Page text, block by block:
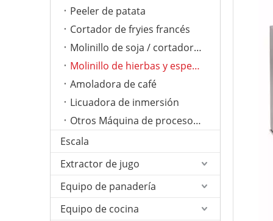
Peeler de patata
Cortador de fryies francés
Molinillo de soja / cortador de tomate
Molinillo de hierbas y especias
Amoladora de café
Licuadora de inmersión
Otros Máquina de proceso de verduras
Escala
Extractor de jugo
Equipo de panadería
Equipo de cocina